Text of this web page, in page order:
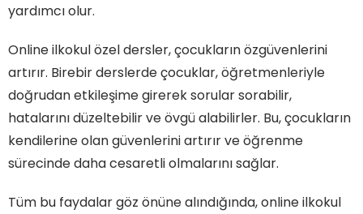
yardımcı olur.
Online ilkokul özel dersler, çocukların özgüvenlerini
artırır. Birebir derslerde çocuklar, öğretmenleriyle
doğrudan etkileşime girerek sorular sorabilir,
hatalarını düzeltebilir ve övgü alabilirler. Bu, çocukların
kendilerine olan güvenlerini artırır ve öğrenme
sürecinde daha cesaretli olmalarını sağlar.
Tüm bu faydalar göz önüne alındığında, online ilkokul